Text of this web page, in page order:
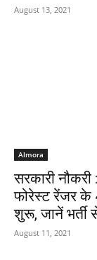
August 13, 2021
Almora
सरकारी
फोरेस्ट रेंजर के
शुरू, जानें भर्ती
August 11, 2021